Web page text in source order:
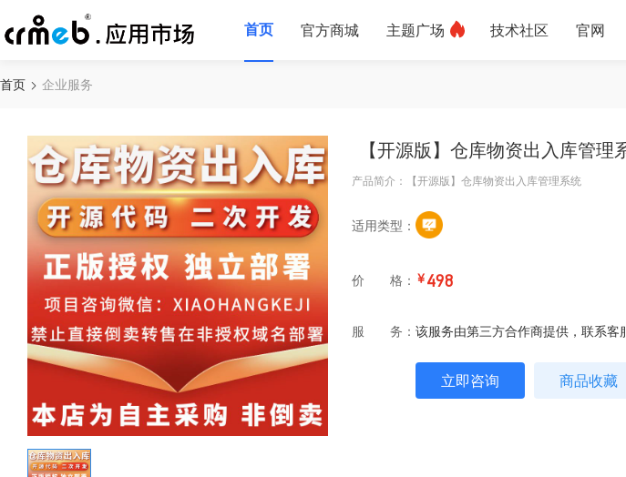
首页 官方商城 主题广场 技术社区 官网
首页 企业服务
【开源版】仓库物资出入库管理
产品简介：【开源版】仓库物资出入库管理系统
适用类型：
价 格： ￥498
服 务： 该服务由第三方合作商提供，联系客
立即咨询 商品收藏